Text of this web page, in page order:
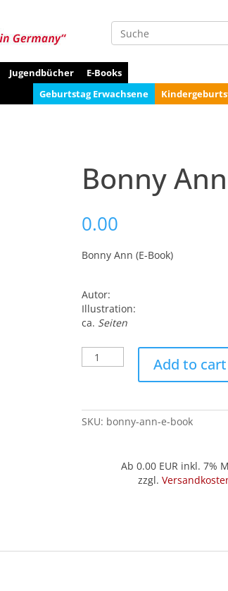
Suche
Jugendbücher
E-Books
Geburtstag Erwachsene
Bonny
0.00
Bonny Ann (E-Book)
Autor:
Illustration:
ca. Seiten
Bonny
Ann
quantity
Add to cart
SKU: bonny-ann-e-book
Ab 0.00 EUR inkl. 7%
zzgl.